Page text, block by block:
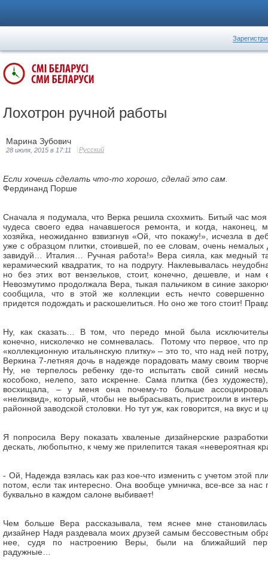
Лохотрон ручной работы
Марина Зубович
28 июля, 2015 в 17:11 Русский
Если хочешь сделать что-то хорошо, сделай это сам.
Фердинанд Порше
Сначала я подумала, что Верка решила схохмить. Битый час
чудеса своего едва начавшегося ремонта, и когда, наконец,
хозяйка, неожиданно взвизгнув «Ой, что покажу!», исчезла в
уже с образцом плитки, стоившей, по ее словам, очень немалых
завидуй… Италия… Ручная работа!» Вера сияла, как медный
керамический квадратик, то на подругу. Наклевывалась
но без этих вот вензельков, стоит, конечно, дешевле, и нам
Невозмутимо продолжала Вера, тыкая пальчиком в синие
сообщила, что в этой же коллекции есть нечто совершенно
придется подождать и раскошелиться. Но оно же того стоит!
Ну, как сказать… В том, что передо мной была
конечно, нисколечко не сомневалась. Потому что первое, что
«коллекционную итальянскую плитку» – это то, что над ней
Веркина 7-летняя дочь в надежде порадовать маму своим
Ну, не терпелось ребенку где-то испытать свой синий
кособоко, нелепо, зато искренне. Сама плитка (без
восхищала, – у меня она почему-то больше
«неликвид», который, чтобы не выбрасывать, пристроили в
районной заводской столовки. Но тут уж, как говорится, на вкус и
Я попросила Веру показать хваленые дизайнерские
дескать, любопытно, к чему же прилепится такая «невероятная
- Ой, Надежда взялась как раз кое-что изменить с учетом этой
потом, если так интересно. Она вообще умничка, все-все за нас
буквально в каждом салоне выбивает!
Чем больше Вера рассказывала, тем яснее мне становилась
дизайнер Надя раздевала моих друзей самым бессовестным
нее, судя по настроению Веры, были на ближайший
радужные…